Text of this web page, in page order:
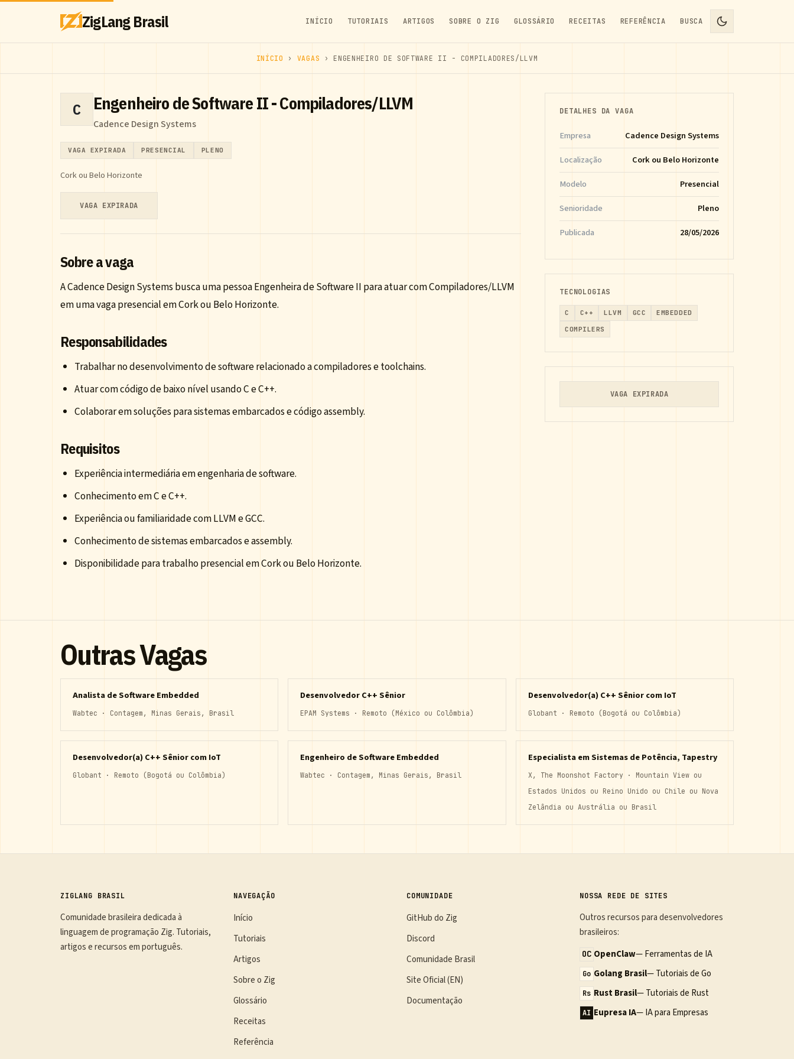
ZigLang Brasil INÍCIO TUTORIAIS ARTIGOS SOBRE O ZIG GLOSSÁRIO RECEITAS REFERÊNCIA BUSCA
INÍCIO › VAGAS › ENGENHEIRO DE SOFTWARE II - COMPILADORES/LLVM
C Engenheiro de Software II - Compiladores/LLVM
Cadence Design Systems
VAGA EXPIRADA PRESENCIAL PLENO
Cork ou Belo Horizonte
VAGA EXPIRADA
Sobre a vaga
A Cadence Design Systems busca uma pessoa Engenheira de Software II para atuar com Compiladores/LLVM
em uma vaga presencial em Cork ou Belo Horizonte.
Responsabilidades
Trabalhar no desenvolvimento de software relacionado a compiladores e toolchains.
Atuar com código de baixo nível usando C e C++.
Colaborar em soluções para sistemas embarcados e código assembly.
Requisitos
Experiência intermediária em engenharia de software.
Conhecimento em C e C++.
Experiência ou familiaridade com LLVM e GCC.
Conhecimento de sistemas embarcados e assembly.
Disponibilidade para trabalho presencial em Cork ou Belo Horizonte.
DETALHES DA VAGA
Empresa
Cadence Design Systems
Localização
Cork ou Belo Horizonte
Modelo
Presencial
Senioridade
Pleno
Publicada
28/05/2026
TECNOLOGIAS
C C++ LLVM GCC
EMBEDDED
COMPILERS
VAGA EXPIRADA
Outras Vagas
Analista de Software Embedded
Wabtec · Contagem, Minas Gerais, Brasil
Desenvolvedor C++ Sênior
EPAM Systems · Remoto (México ou Colômbia)
Desenvolvedor(a) C++ Sênior com IoT
Globant · Remoto (Bogotá ou Colômbia)
Desenvolvedor(a) C++ Sênior com IoT
Globant · Remoto (Bogotá ou Colômbia)
Engenheiro de Software Embedded
Wabtec · Contagem, Minas Gerais, Brasil
Especialista em Sistemas de Potência, Tapestry
X, The Moonshot Factory · Mountain View ou
Estados Unidos ou Reino Unido ou Chile ou Nova
Zelândia ou Austrália ou Brasil
ZIGLANG BRASIL
Comunidade brasileira dedicada à
linguagem de programação Zig. Tutoriais,
artigos e recursos em português.
NAVEGAÇÃO
Início
Tutoriais
Artigos
Sobre o Zig
Glossário
Receitas
Referência
COMUNIDADE
GitHub do Zig
Discord
Comunidade Brasil
Site Oficial (EN)
Documentação
NOSSA REDE DE SITES
Outros recursos para desenvolvedores
brasileiros:
OC OpenClaw— Ferramentas de IA
Go Golang Brasil— Tutoriais de Go
Rs Rust Brasil— Tutoriais de Rust
AI Eupresa IA— IA para Empresas